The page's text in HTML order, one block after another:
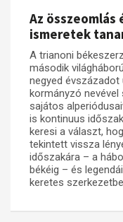
A
A
Az összeomlás
ismeretek
A trianoni
második
negyed
kormányzó nevével
sajátos
is kontinuus
keresi a választ,
tekintett vissza
időszakára – a
békéig – és
keretes